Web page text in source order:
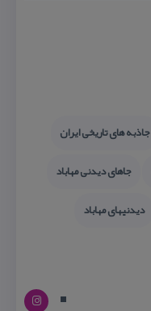
جاذبه های تاریخی ایران
جاهای دیدنی مهاباد
دیدنیهای مهاباد